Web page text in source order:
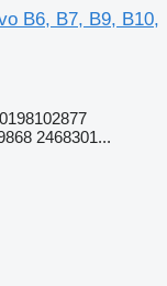
B6, B7, B9, B10,
2468301...